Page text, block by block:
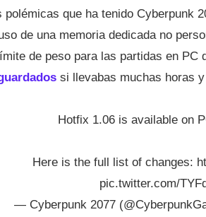
polémicas que ha tenido Cyberpunk
de una memoria dedicada no
de peso para las partidas en PC
si llevabas muchas horas
Hotfix 1.06 is available on
Here is the full list of changes:
pic.twitter.com/
— Cyberpunk 2077